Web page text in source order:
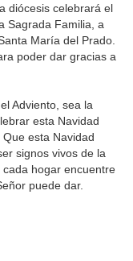
diócesis celebrará el
Sagrada Familia, a
María del Prado.
poder dar gracias a
Adviento, sea la
esta Navidad
esta Navidad
signos vivos de la
hogar encuentre
puede dar.